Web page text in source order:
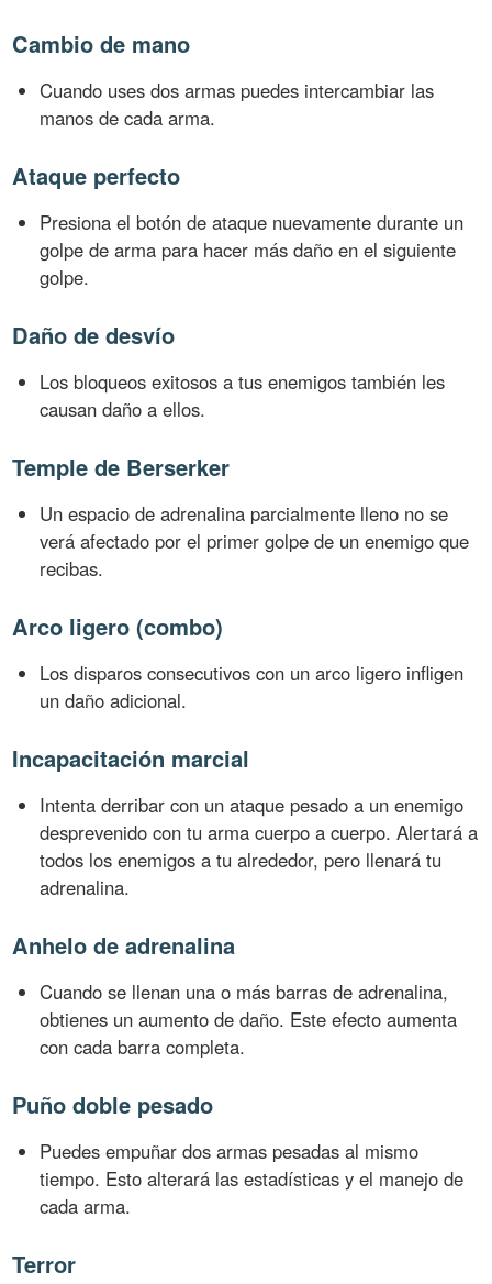
Cambio de mano
Cuando uses dos armas puedes intercambiar las
manos de cada arma.
Ataque perfecto
Presiona el botón de ataque nuevamente durante un
golpe de arma para hacer más daño en el siguiente
golpe.
Daño de desvío
Los bloqueos exitosos a tus enemigos también les
causan daño a ellos.
Temple de Berserker
Un espacio de adrenalina parcialmente lleno no se
verá afectado por el primer golpe de un enemigo que
recibas.
Arco ligero (combo)
Los disparos consecutivos con un arco ligero infligen
un daño adicional.
Incapacitación marcial
Intenta derribar con un ataque pesado a un enemigo
desprevenido con tu arma cuerpo a cuerpo. Alertará a
todos los enemigos a tu alrededor, pero llenará tu
adrenalina.
Anhelo de adrenalina
Cuando se llenan una o más barras de adrenalina,
obtienes un aumento de daño. Este efecto aumenta
con cada barra completa.
Puño doble pesado
Puedes empuñar dos armas pesadas al mismo
tiempo. Esto alterará las estadísticas y el manejo de
cada arma.
Terror